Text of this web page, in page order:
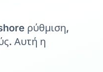
ρύθμιση,
Αυτή η